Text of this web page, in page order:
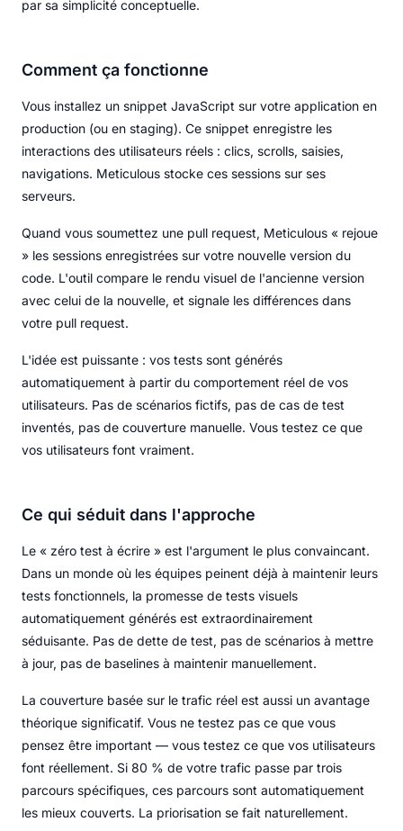
par sa simplicité conceptuelle.
Comment ça fonctionne
Vous installez un snippet JavaScript sur votre application en
production (ou en staging). Ce snippet enregistre les
interactions des utilisateurs réels : clics, scrolls, saisies,
navigations. Meticulous stocke ces sessions sur ses
serveurs.
Quand vous soumettez une pull request, Meticulous « rejoue
» les sessions enregistrées sur votre nouvelle version du
code. L'outil compare le rendu visuel de l'ancienne version
avec celui de la nouvelle, et signale les différences dans
votre pull request.
L'idée est puissante : vos tests sont générés
automatiquement à partir du comportement réel de vos
utilisateurs. Pas de scénarios fictifs, pas de cas de test
inventés, pas de couverture manuelle. Vous testez ce que
vos utilisateurs font vraiment.
Ce qui séduit dans l'approche
Le « zéro test à écrire » est l'argument le plus convaincant.
Dans un monde où les équipes peinent déjà à maintenir leurs
tests fonctionnels, la promesse de tests visuels
automatiquement générés est extraordinairement
séduisante. Pas de dette de test, pas de scénarios à mettre
à jour, pas de baselines à maintenir manuellement.
La couverture basée sur le trafic réel est aussi un avantage
théorique significatif. Vous ne testez pas ce que vous
pensez être important — vous testez ce que vos utilisateurs
font réellement. Si 80 % de votre trafic passe par trois
parcours spécifiques, ces parcours sont automatiquement
les mieux couverts. La priorisation se fait naturellement.